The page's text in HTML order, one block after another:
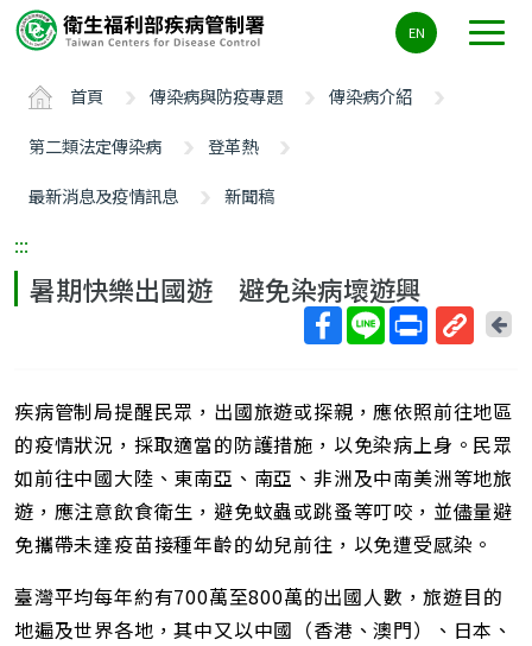
要
ALT+C
EN
首頁 傳染病與防疫專題
傳染病介紹
第二類法定傳染病
登革熱
最新消息及疫情訊息
新聞稿
:::
暑期快樂出國遊 避免染病壞遊興
短
網
址
回
疾病管制局提醒民眾，出國旅遊或探親，應依照前往地區
的疫情狀況，採取適當的防護措施，以免染病上身。民眾
如前往中國大陸、東南亞、南亞、非洲及中南美洲等地旅
遊，應注意飲食衛生，避免蚊蟲或跳蚤等叮咬，並儘量避
免攜帶未達疫苗接種年齡的幼兒前往，以免遭受感染。
臺灣平均每年約有700萬至800萬的出國人數，旅遊目的
地遍及世界各地，其中又以中國（香港、澳門）、日本、